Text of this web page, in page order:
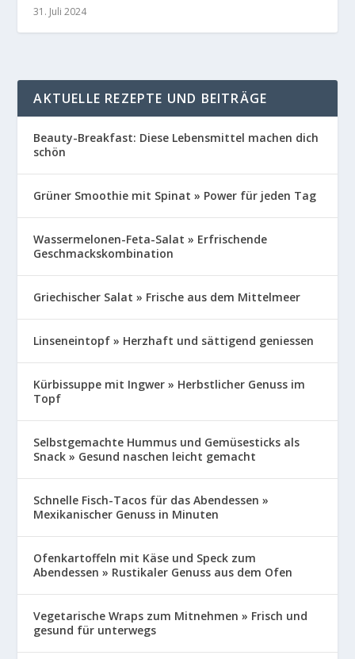
31. Juli 2024
AKTUELLE REZEPTE UND BEITRÄGE
Beauty-Breakfast: Diese Lebensmittel machen dich
schön
Grüner Smoothie mit Spinat » Power für jeden Tag
Wassermelonen-Feta-Salat » Erfrischende
Geschmackskombination
Griechischer Salat » Frische aus dem Mittelmeer
Linseneintopf » Herzhaft und sättigend geniessen
Kürbissuppe mit Ingwer » Herbstlicher Genuss im
Topf
Selbstgemachte Hummus und Gemüsesticks als
Snack » Gesund naschen leicht gemacht
Schnelle Fisch-Tacos für das Abendessen »
Mexikanischer Genuss in Minuten
Ofenkartoffeln mit Käse und Speck zum
Abendessen » Rustikaler Genuss aus dem Ofen
Vegetarische Wraps zum Mitnehmen » Frisch und
gesund für unterwegs